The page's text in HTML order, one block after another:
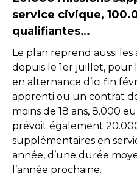
service civique,
qualifiantes…
Le plan reprend aussi
depuis le 1er juillet, pour
en alternance d’ici fin
apprenti ou un contrat
moins de 18 ans, 8.000
prévoit également
supplémentaires en
année, d’une durée
l’année prochaine.